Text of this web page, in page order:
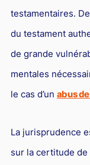
testamentaires.
du testament
de grande
mentales
le cas d’un abus
La jurisprudence
sur la certitude de